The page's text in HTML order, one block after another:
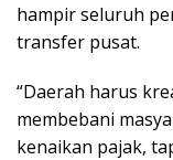
hampir seluruh
transfer pusat.
“Daerah harus
membebani
kenaikan pajak,